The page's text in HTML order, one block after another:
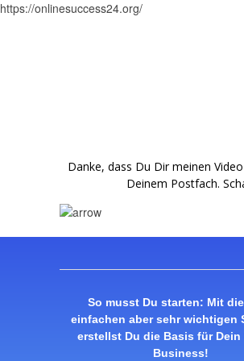
https://onlinesuccess24.org/
Danke, dass Du Dir meinen
Deinem Postfach.
So musst Du starten: Mit
einfachen aber sehr wichtigen
erstellst Du die Basis für Dein
Business!